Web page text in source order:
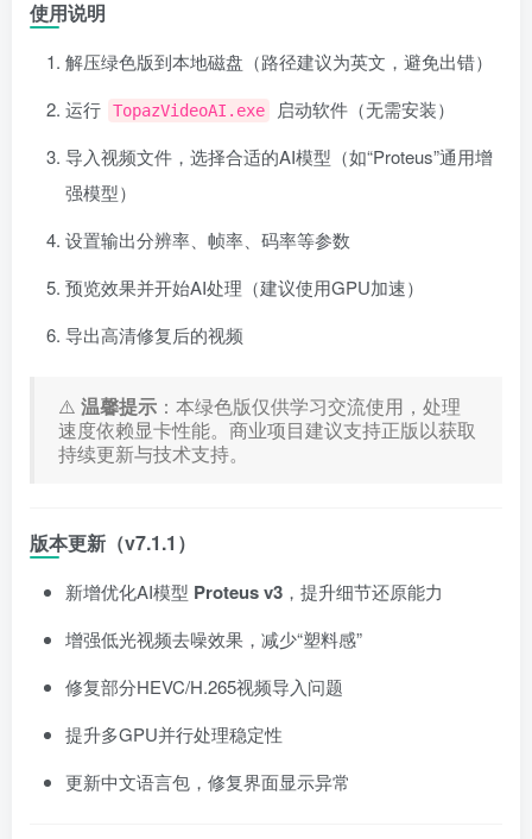
使用说明
解压绿色版到本地磁盘（路径建议为英文，避免出错）
运行
TopazVideoAI.exe
启动软件（无需安装）
导入视频文件，选择合适的AI模型（如“Proteus”通用增
强模型）
设置输出分辨率、帧率、码率等参数
预览效果并开始AI处理（建议使用GPU加速）
导出高清修复后的视频
⚠️ 温馨提示 ：本绿色版仅供学习交流使用，处理
速度依赖显卡性能。商业项目建议支持正版以获取
持续更新与技术支持。
版本更新（v7.1.1）
新增优化AI模型 Proteus v3 ，提升细节还原能力
增强低光视频去噪效果，减少“塑料感”
修复部分HEVC/H.265视频导入问题
提升多GPU并行处理稳定性
更新中文语言包，修复界面显示异常